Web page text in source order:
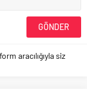
aracılığıyla siz